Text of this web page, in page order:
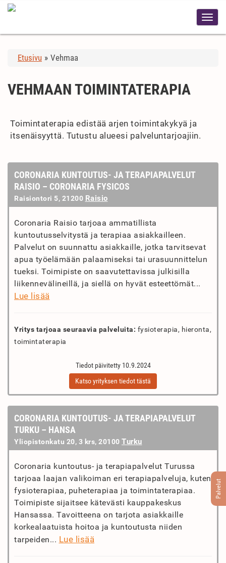
Etusivu » Vehmaa
Palvelut
VEHMAAN TOIMINTATERAPIA
Toimintaterapia edistää arjen toimintakykyä ja
itsenäisyyttä. Tutustu alueesi palveluntarjoajiin.
CORONARIA KUNTOUTUS- JA TERAPIAPALVELUT
RAISIO – CORONARIA FYSICOS
Raisiontori 5, 21200 Raisio
Coronaria Raisio tarjoaa ammatillista
kuntoutusselvitystä ja terapiaa asiakkailleen.
Palvelut on suunnattu asiakkaille, jotka tarvitsevat
apua työelämään palaamiseksi tai urasuunnittelun
tueksi. Toimipiste on saavutettavissa julkisilla
liikennevälineillä, ja siellä on hyvät esteettömät...
Lue lisää
Yritys tarjoaa seuraavia palveluita: fysioterapia, hieronta,
toimintaterapia
Tiedot päivitetty 10.9.2024
Katso yrityksen tiedot tästä
CORONARIA KUNTOUTUS- JA TERAPIAPALVELUT
TURKU – HANSA
Yliopistonkatu 20, 3 krs, 20100 Turku
Coronaria kuntoutus- ja terapiapalvelut Turussa
tarjoaa laajan valikoiman eri terapiapalveluja, kuten
fysioterapiaa, puheterapiaa ja toimintaterapiaa.
Toimipiste sijaitsee kätevästi kauppakeskus
Hansassa. Tavoitteena on tarjota asiakkaille
korkealaatuista hoitoa ja kuntoutusta niiden
tarpeiden... Lue lisää